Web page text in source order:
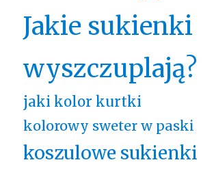
Jakie sukienki
wyszczuplają?
jaki kolor kurtki
kolorowy sweter w paski
koszulowe sukienki